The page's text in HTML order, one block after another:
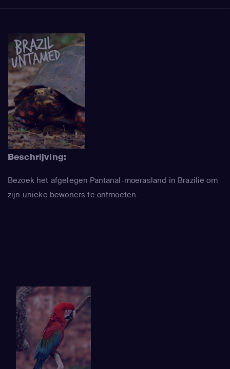
Beschrijving:
Bezoek het afgelegen Pantanal-moerasland in Brazilië om
zijn unieke bewoners te ontmoeten.